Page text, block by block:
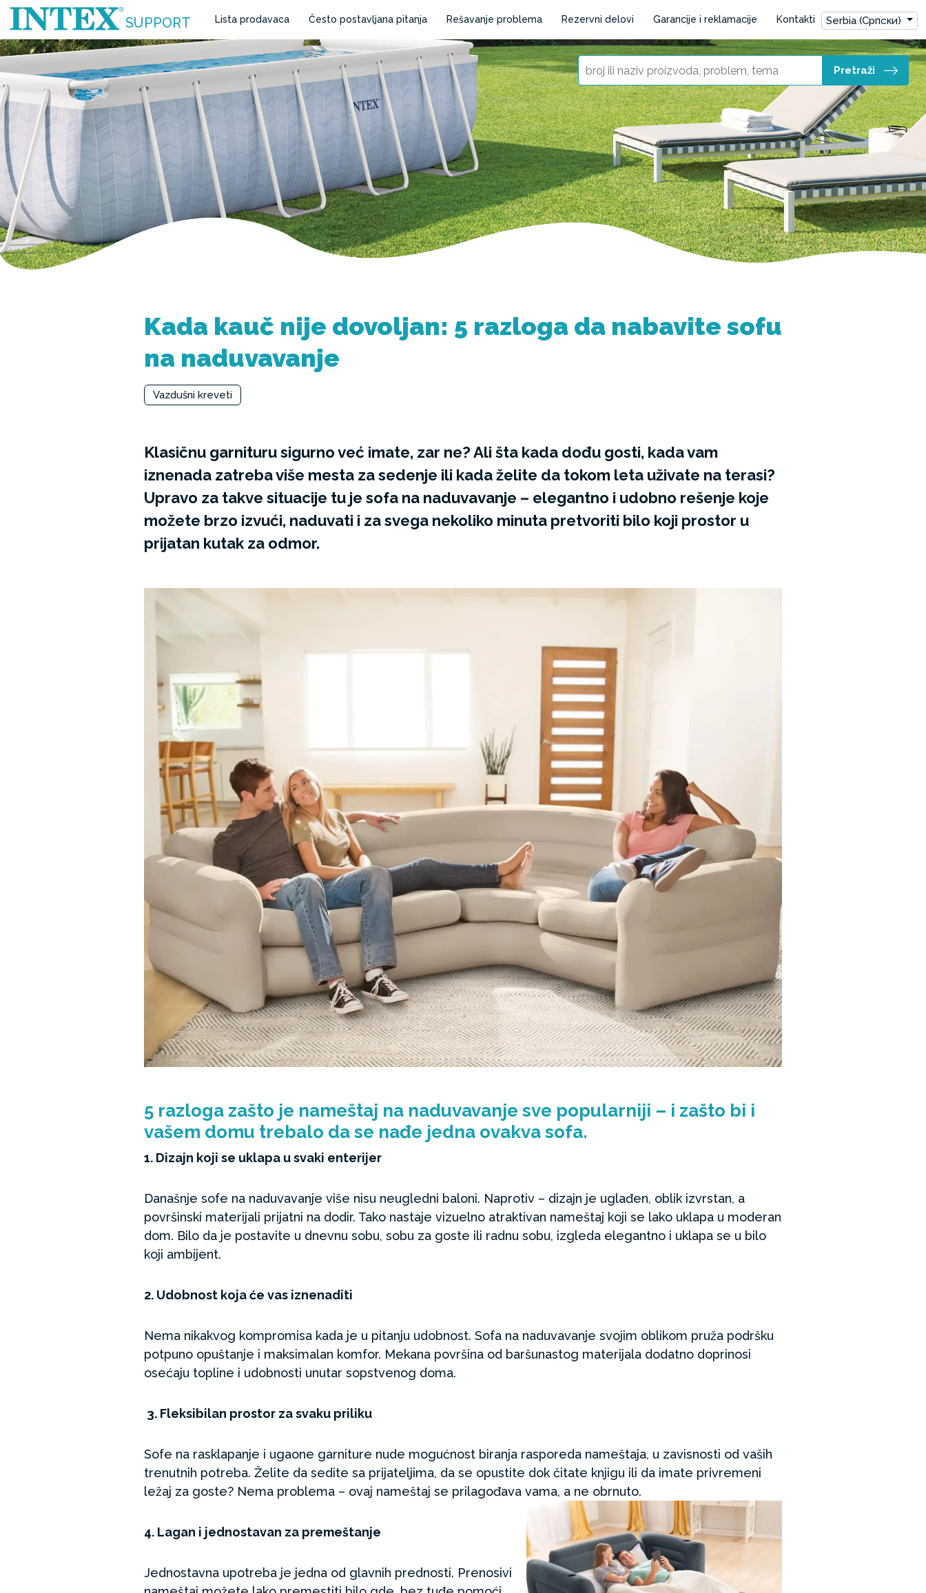
SUPPORT Lista prodavaca Često postavljana pitanja Rešavanje problema Rezervni delovi Garancije i reklamacije Kontakti Serbia (Српски)
Pretraži
Kada kauč nije dovoljan: 5 razloga da nabavite sofu
na naduvavanje
Vazdušni kreveti
Klasičnu garnituru sigurno već imate, zar ne? Ali šta kada dođu gosti, kada vam
iznenada zatreba više mesta za sedenje ili kada želite da tokom leta uživate na terasi?
Upravo za takve situacije tu je sofa na naduvavanje – elegantno i udobno rešenje koje
možete brzo izvući, naduvati i za svega nekoliko minuta pretvoriti bilo koji prostor u
prijatan kutak za odmor.
5 razloga zašto je nameštaj na naduvavanje sve popularniji – i zašto bi i
vašem domu trebalo da se nađe jedna ovakva sofa.
1. Dizajn koji se uklapa u svaki enterijer
Današnje sofe na naduvavanje više nisu neugledni baloni. Naprotiv – dizajn je uglađen, oblik izvrstan, a
površinski materijali prijatni na dodir. Tako nastaje vizuelno atraktivan nameštaj koji se lako uklapa u moderan
dom. Bilo da je postavite u dnevnu sobu, sobu za goste ili radnu sobu, izgleda elegantno i uklapa se u bilo
koji ambijent.
2. Udobnost koja će vas iznenaditi
Nema nikakvog kompromisa kada je u pitanju udobnost. Sofa na naduvavanje svojim oblikom pruža podršku
potpuno opuštanje i maksimalan komfor. Mekana površina od baršunastog materijala dodatno doprinosi
osećaju topline i udobnosti unutar sopstvenog doma.
3. Fleksibilan prostor za svaku priliku
Sofe na rasklapanje i ugaone garniture nude mogućnost biranja rasporeda nameštaja, u zavisnosti od vaših
trenutnih potreba. Želite da sedite sa prijateljima, da se opustite dok čitate knjigu ili da imate privremeni
ležaj za goste? Nema problema – ovaj nameštaj se prilagođava vama, a ne obrnuto.
4. Lagan i jednostavan za premeštanje
Jednostavna upotreba je jedna od glavnih prednosti. Prenosivi